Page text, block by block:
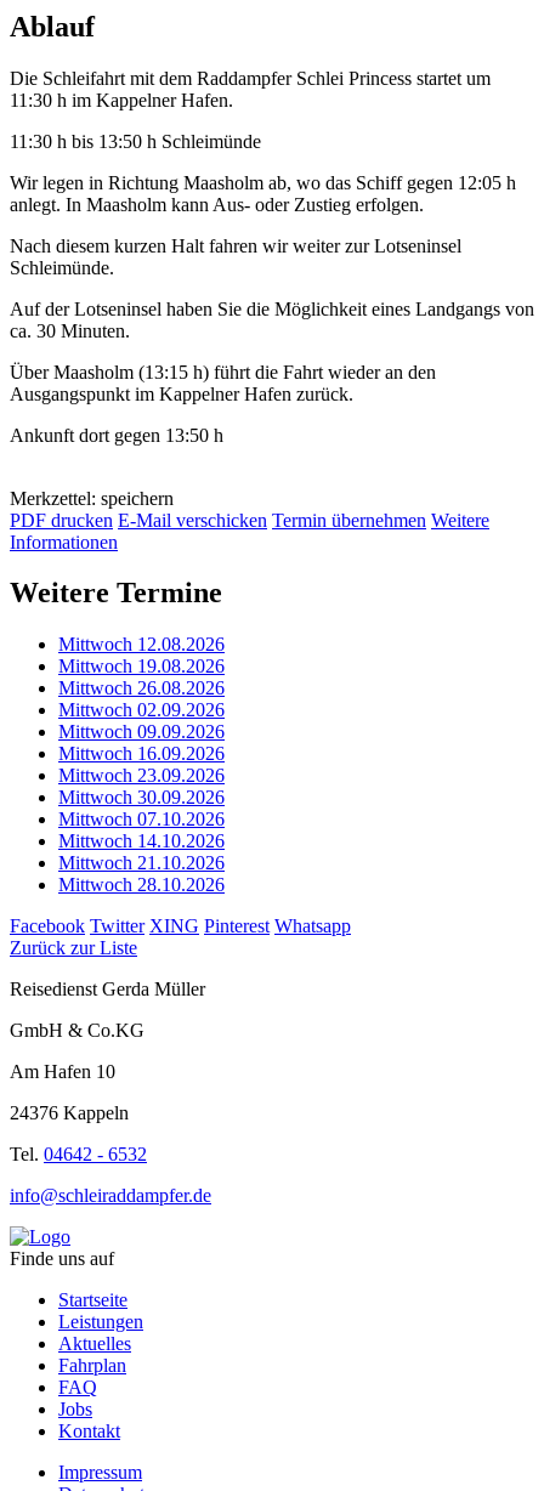
Ablauf
Die Schleifahrt mit dem Raddampfer Schlei Princess startet um
11:30 h im Kappelner Hafen.
11:30 h bis 13:50 h Schleimünde
Wir legen in Richtung Maasholm ab, wo das Schiff gegen 12:05 h
anlegt. In Maasholm kann Aus- oder Zustieg erfolgen.
Nach diesem kurzen Halt fahren wir weiter zur Lotseninsel
Schleimünde.
Auf der Lotseninsel haben Sie die Möglichkeit eines Landgangs von
ca. 30 Minuten.
Über Maasholm (13:15 h) führt die Fahrt wieder an den
Ausgangspunkt im Kappelner Hafen zurück.
Ankunft dort gegen 13:50 h
Merkzettel: speichern
PDF drucken E-Mail verschicken Termin übernehmen Weitere
Informationen
Weitere Termine
Mittwoch 12.08.2026
Mittwoch 19.08.2026
Mittwoch 26.08.2026
Mittwoch 02.09.2026
Mittwoch 09.09.2026
Mittwoch 16.09.2026
Mittwoch 23.09.2026
Mittwoch 30.09.2026
Mittwoch 07.10.2026
Mittwoch 14.10.2026
Mittwoch 21.10.2026
Mittwoch 28.10.2026
Facebook Twitter XING Pinterest Whatsapp
Zurück zur Liste
Reisedienst Gerda Müller
GmbH & Co.KG
Am Hafen 10
24376 Kappeln
Tel. 04642 - 6532
info@schleiraddampfer.de
Finde uns auf
Startseite
Leistungen
Aktuelles
Fahrplan
FAQ
Jobs
Kontakt
Impressum